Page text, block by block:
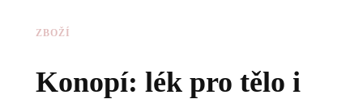
ZBOŽÍ
Konopí: lék pro tělo i